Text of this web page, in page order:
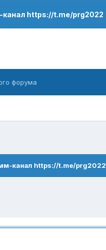
https://t.me/prg2022
форума
канал https://t.me/prg2022